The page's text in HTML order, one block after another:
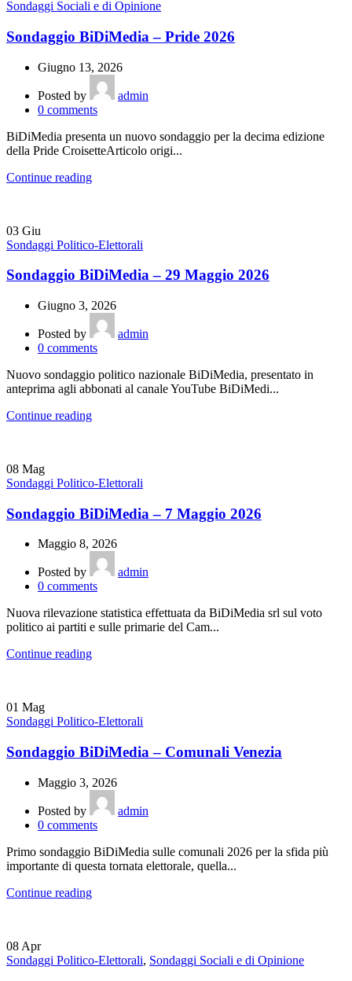
Sondaggi Sociali e di Opinione
Sondaggio BiDiMedia – Pride 2026
Giugno 13, 2026
Posted by
admin
0 comments
BiDiMedia presenta un nuovo sondaggio per la decima edizione
della Pride CroisetteArticolo origi...
Continue reading
03 Giu
Sondaggi Politico-Elettorali
Sondaggio BiDiMedia – 29 Maggio 2026
Giugno 3, 2026
Posted by
admin
0 comments
Nuovo sondaggio politico nazionale BiDiMedia, presentato in
anteprima agli abbonati al canale YouTube BiDiMedi...
Continue reading
08 Mag
Sondaggi Politico-Elettorali
Sondaggio BiDiMedia – 7 Maggio 2026
Maggio 8, 2026
Posted by
admin
0 comments
Nuova rilevazione statistica effettuata da BiDiMedia srl sul voto
politico ai partiti e sulle primarie del Cam...
Continue reading
01 Mag
Sondaggi Politico-Elettorali
Sondaggio BiDiMedia – Comunali Venezia
Maggio 3, 2026
Posted by
admin
0 comments
Primo sondaggio BiDiMedia sulle comunali 2026 per la sfida più
importante di questa tornata elettorale, quella...
Continue reading
08 Apr
Sondaggi Politico-Elettorali, Sondaggi Sociali e di Opinione